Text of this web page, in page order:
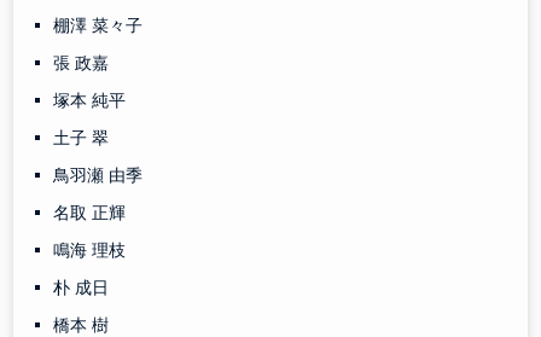
棚澤 菜々子
張 政嘉
塚本 純平
土子 翠
鳥羽瀬 由季
名取 正輝
鳴海 理枝
朴 成日
橋本 樹